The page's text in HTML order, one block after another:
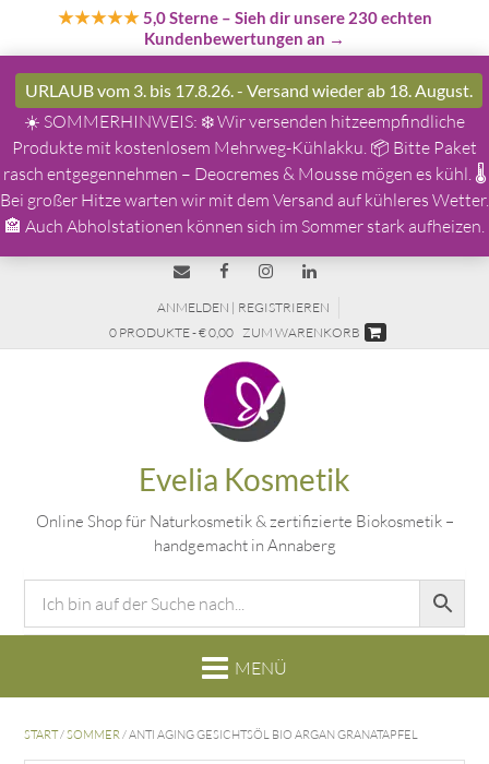
★★★★★5,0 Sterne– Sieh dir unsere 230 echten
Kundenbewertungen an →
URLAUB vom 3. bis 17.8.26. - Versand wieder ab 18. August.
☀️ SOMMERHINWEIS: ❄️ Wir versenden hitzeempfindliche
Produkte mit kostenlosem Mehrweg-Kühlakku. 📦 Bitte Paket
rasch entgegennehmen – Deocremes & Mousse mögen es kühl. 🌡️
Bei großer Hitze warten wir mit dem Versand auf kühleres Wetter.
🏤 Auch Abholstationen können sich im Sommer stark aufheizen.
ANMELDEN | REGISTRIEREN
0 PRODUKTE - € 0,00 ZUM WARENKORB
Evelia Kosmetik
Online Shop für Naturkosmetik & zertifizierte Biokosmetik –
handgemacht in Annaberg
START/SOMMER/ ANTI AGING GESICHTSÖL BIO ARGAN GRANATAPFEL